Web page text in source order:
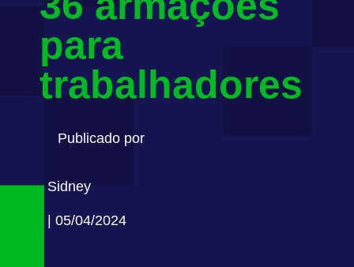
para
trabalhadores
Publicado por
Sidney
| 05/04/2024